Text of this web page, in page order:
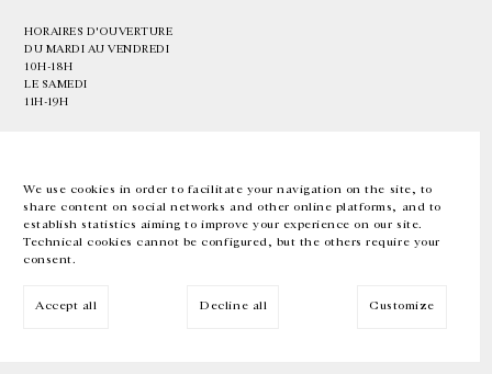
We use cookies in order to facilitate your navigation on the site, to
share content on social networks and other online platforms, and to
establish statistics aiming to improve your experience on our site.
Technical cookies cannot be configured, but the others require your
consent.
Accept all Decline all Customize
HORAIRES D'OUVERTURE
DU MARDI AU VENDREDI
10H-18H
LE SAMEDI
11H-19H
EN FR 中文 Facebook Instagram
Inscrivez-vous à notre newsletter